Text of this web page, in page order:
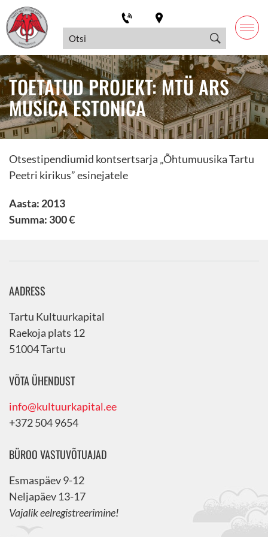
TOETATUD PROJEKT: MTÜ ARS
MUSICA ESTONICA
Otsestipendiumid kontsertsarja „Õhtumuusika Tartu
Peetri kirikus” esinejatele
Aasta: 2013
Summa: 300 €
AADRESS
Tartu Kultuurkapital
Raekoja plats 12
51004 Tartu
VÕTA ÜHENDUST
info@kultuurkapital.ee
+372 504 9654
BÜROO VASTUVÕTUAJAD
Esmaspäev 9-12
Neljapäev 13-17
Vajalik eelregistreerimine!